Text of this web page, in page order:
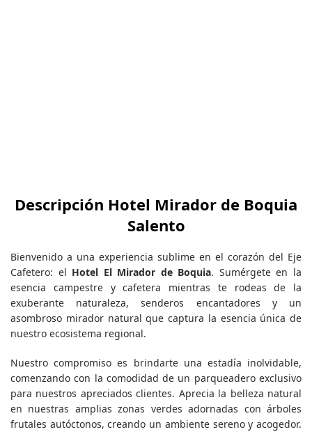
Descripción Hotel Mirador de Boquia
Salento
Bienvenido a una experiencia sublime en el corazón del Eje
Cafetero: el Hotel El Mirador de Boquia. Sumérgete en la
esencia campestre y cafetera mientras te rodeas de la
exuberante naturaleza, senderos encantadores y un
asombroso mirador natural que captura la esencia única de
nuestro ecosistema regional.
Nuestro compromiso es brindarte una estadía inolvidable,
comenzando con la comodidad de un parqueadero exclusivo
para nuestros apreciados clientes. Aprecia la belleza natural
en nuestras amplias zonas verdes adornadas con árboles
frutales autóctonos, creando un ambiente sereno y acogedor.